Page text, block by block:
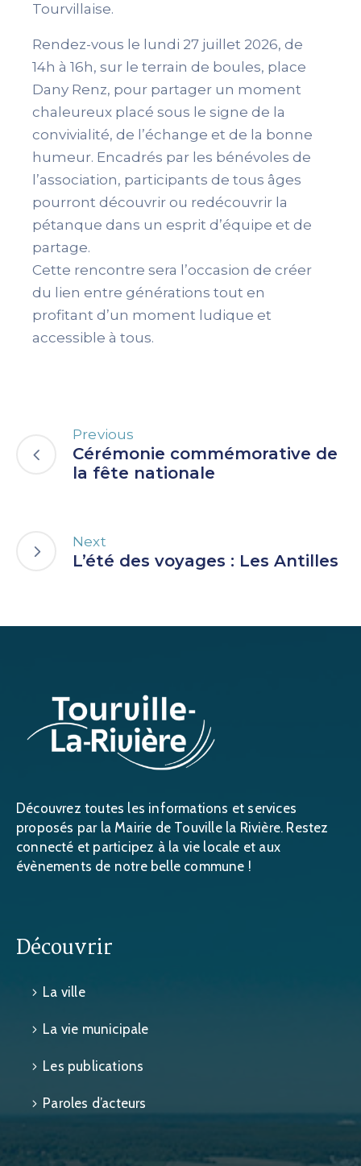
Tourvillaise.
Rendez-vous le lundi 27 juillet 2026, de
14h à 16h, sur le terrain de boules, place
Dany Renz, pour partager un moment
chaleureux placé sous le signe de la
convivialité, de l’échange et de la bonne
humeur. Encadrés par les bénévoles de
l’association, participants de tous âges
pourront découvrir ou redécouvrir la
pétanque dans un esprit d’équipe et de
partage.
Cette rencontre sera l’occasion de créer
du lien entre générations tout en
profitant d’un moment ludique et
accessible à tous.
Previous
Cérémonie commémorative de
la fête nationale
Next
L’été des voyages : Les Antilles
Découvrez toutes les informations et services
proposés par la Mairie de Touville la Rivière. Restez
connecté et participez à la vie locale et aux
évènements de notre belle commune !
Découvrir
La ville
La vie municipale
Les publications
Paroles d’acteurs